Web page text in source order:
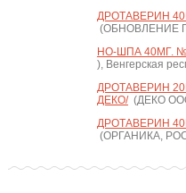
ДРОТАВЕРИН
(ОБНОВЛЕНИЕ
НО-ШПА 40МГ.
), Венгерская
ДРОТАВЕРИН
ДЕКО/(ДЕКО
ДРОТАВЕРИН
(ОРГАНИКА,